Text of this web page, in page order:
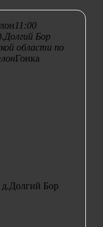
11:00
Бор
области по
Гонка
Бор